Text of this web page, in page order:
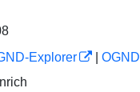
Explorer OGND